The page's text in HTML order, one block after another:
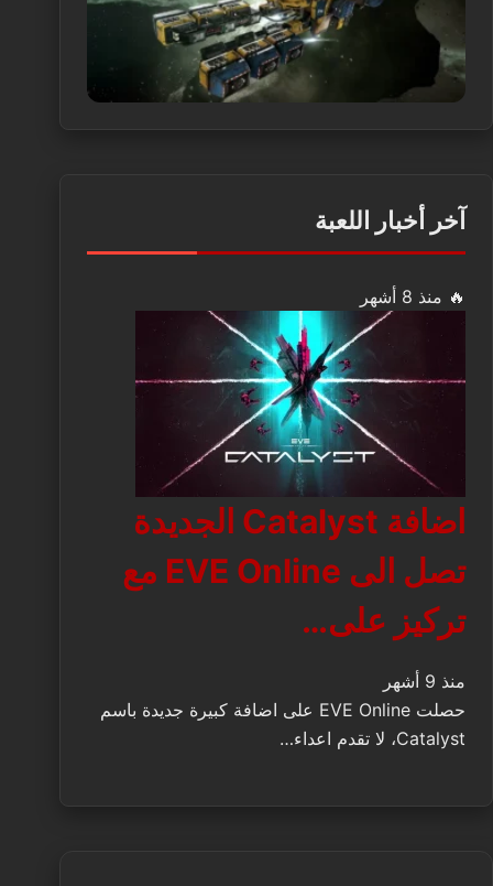
آخر أخبار اللعبة
🔥 منذ 8 أشهر
اضافة Catalyst الجديدة
تصل الى EVE Online مع
تركيز على…
منذ 9 أشهر
حصلت EVE Online على اضافة كبيرة جديدة باسم
Catalyst، لا تقدم اعداء…